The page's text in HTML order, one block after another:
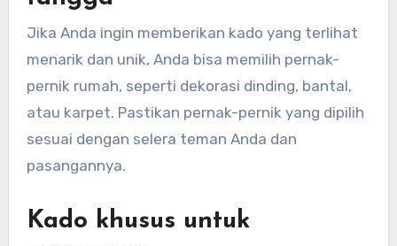
Jika Anda ingin memberikan kado yang terlihat
menarik dan unik, Anda bisa memilih pernak-
pernik rumah, seperti dekorasi dinding, bantal,
atau karpet. Pastikan pernak-pernik yang dipilih
sesuai dengan selera teman Anda dan
pasangannya.
Kado khusus untuk